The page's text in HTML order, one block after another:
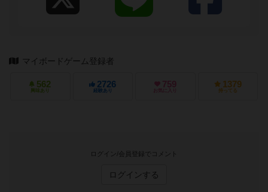
マイボードゲーム登録者
562
興味あり
2726
経験あり
759
お気に入り
1379
持ってる
ログイン/会員登録でコメント
ログインする